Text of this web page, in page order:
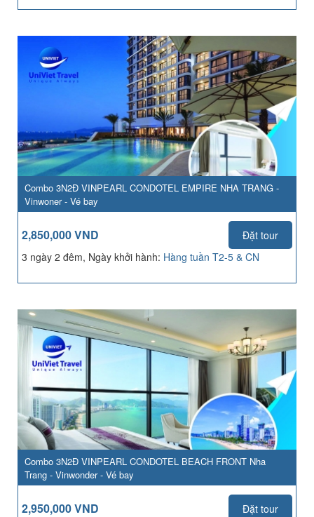
Combo 3N2Đ VINPEARL CONDOTEL EMPIRE NHA TRANG -
Vinwoner - Vé bay
2,850,000 VND
Đặt tour
3 ngày 2 đêm, Ngày khởi hành: Hàng tuần T2-5 & CN
Combo 3N2Đ VINPEARL CONDOTEL BEACH FRONT Nha
Trang - Vinwonder - Vé bay
2,950,000 VND
Đặt tour